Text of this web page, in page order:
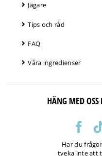
Jägare
Tips och råd
FAQ
Våra ingredienser
HÄNG MED
Har du
tveka inte att